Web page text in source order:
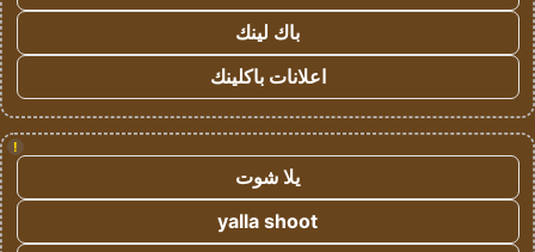
باك لينك
اعلانات باكلينك
!
يلا شوت
yalla shoot